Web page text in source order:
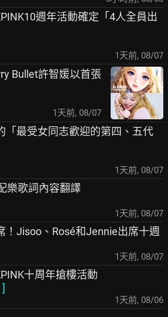
週年活動確定「4人全員出
1天前, 08/07
Bullet許智媛以首張
1天前, 08/07
「最受女同志歡迎的第四、五代
1天前, 08/07
樂歌詞內容翻譯
1天前, 08/07
！Jisoo、Rosé和Jennie出席十週
1天前, 08/07
十周年搶樓活動
]
1天前, 08/06